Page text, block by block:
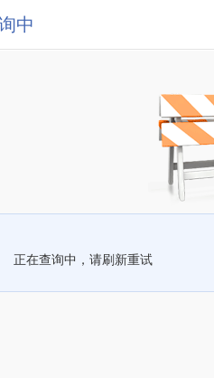
中
正在查询中，请刷新重试